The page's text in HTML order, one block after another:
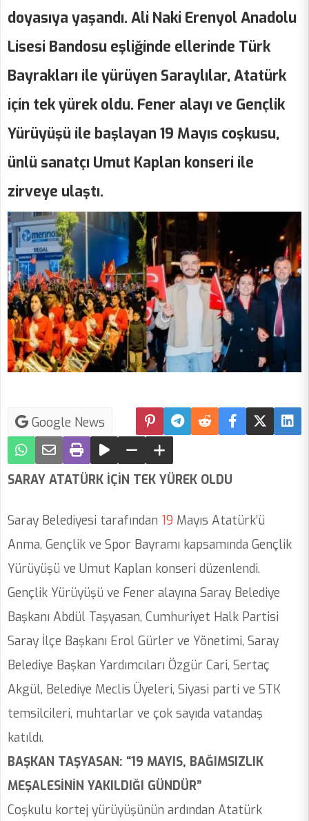
doyasıya yaşandı. Ali Naki Erenyol Anadolu
Lisesi Bandosu eşliğinde ellerinde Türk
Bayrakları ile yürüyen Saraylılar, Atatürk
için tek yürek oldu. Fener alayı ve Gençlik
Yürüyüşü ile başlayan 19 Mayıs coşkusu,
ünlü sanatçı Umut Kaplan konseri ile
zirveye ulaştı.
Google News
SARAY ATATÜRK İÇİN TEK YÜREK OLDU
Saray Belediyesi tarafından 19 Mayıs Atatürk’ü
Anma, Gençlik ve Spor Bayramı kapsamında Gençlik
Yürüyüşü ve Umut Kaplan konseri düzenlendi.
Gençlik Yürüyüşü ve Fener alayına Saray Belediye
Başkanı Abdül Taşyasan, Cumhuriyet Halk Partisi
Saray İlçe Başkanı Erol Gürler ve Yönetimi, Saray
Belediye Başkan Yardımcıları Özgür Cari, Sertaç
Akgül, Belediye Meclis Üyeleri, Siyasi parti ve STK
temsilcileri, muhtarlar ve çok sayıda vatandaş
katıldı.
BAŞKAN TAŞYASAN: “19 MAYIS, BAĞIMSIZLIK
MEŞALESİNİN YAKILDIĞI GÜNDÜR”
Coşkulu kortej yürüyüşünün ardından Atatürk